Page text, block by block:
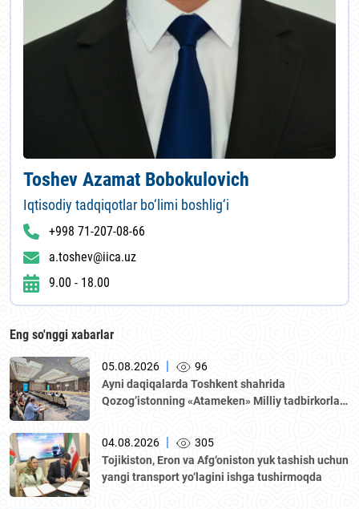
Toshev Azamat Bobokulovich
Iqtisodiy tadqiqotlar bo‘limi boshlig‘i
+998 71-207-08-66
a.toshev@iica.uz
9.00 - 18.00
Eng so'nggi xabarlar
05.08.2026 |
96
Аyni daqiqalarda Toshkent shahrida
Qozogʼistonning «Аtameken» Milliy tadbirkorlar
Oʼzbekiston–Qozogʼiston biznes-forumi va B2B
muzokaralari boʼlib oʼtmoqda.
04.08.2026 |
305
Tojikiston, Eron va Afg‘oniston yuk tashish uchun
yangi transport yo‘lagini ishga tushirmoqda